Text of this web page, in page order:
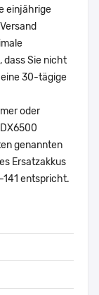
einjährige
dass Sie nicht
30-tägige
oder
genannten
Ersatzakkus
141 entspricht.